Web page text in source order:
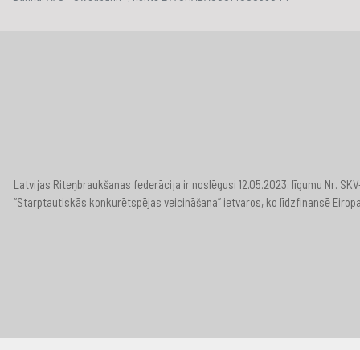
Latvijas Riteņbraukšanas federācija ir noslēgusi 12.05.2023. līgumu Nr.
“Starptautiskās konkurētspējas veicināšana” ietvaros, ko līdzfinansē